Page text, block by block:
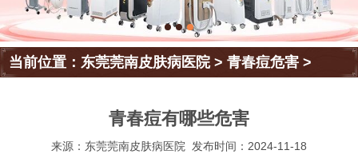
当前位置：东莞莞南皮肤病医院>青春痘危害 >
青春痘有哪些危害
来源：东莞莞南皮肤病医院 发布时间：2024-11-18